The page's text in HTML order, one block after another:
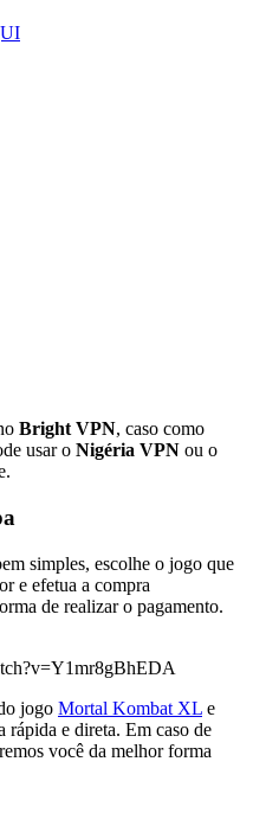
Bright VPN, caso como
usar o Nigéria VPN ou o
simples, escolhe o jogo que
e efetua a compra
de realizar o pagamento.
jogo Mortal Kombat XL e
rápida e direta. Em caso de
você da melhor forma